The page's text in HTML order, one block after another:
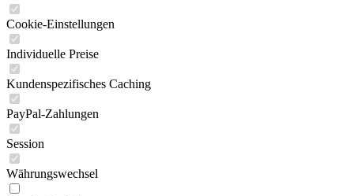
Cookie-Einstellungen
Individuelle Preise
Kundenspezifisches Caching
PayPal-Zahlungen
Session
Währungswechsel